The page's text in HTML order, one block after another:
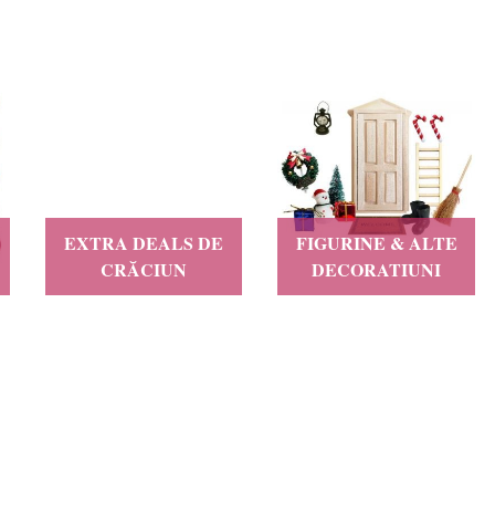
să trăim Crăciunul: frumos,
EXTRA DEALS DE
CRĂCIUN
FIGURINE & ALTE
DECORATIUNI